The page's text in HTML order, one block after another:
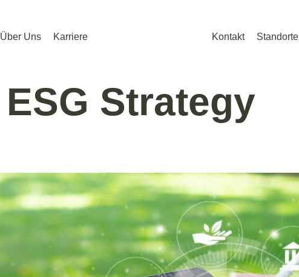
Über Uns Karriere Kontakt Standorte
ESG Strategy